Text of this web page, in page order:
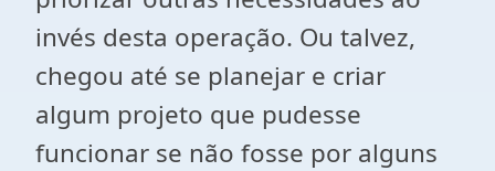
invés desta operação. Ou talvez,
chegou até se planejar e criar
algum projeto que pudesse
funcionar se não fosse por alguns